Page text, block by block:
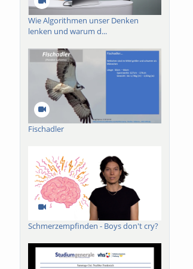
Wie Algorithmen unser Denken
lenken und warum d...
Fischadler
Schmerzempfinden - Boys don't cry?